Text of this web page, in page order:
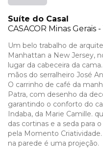
Suíte do Casal
CASACOR Minas Gerais -
Um belo trabalho de
Manhattan a New Jersey,
lugar da cabeceira da
mãos do serralheiro José
O carrinho de café da
Patra, com desenho da
garantindo o conforto do
Indaba, da Marie Camille.
das cortinas e a seda para
pela Momento
na parede é uma projeção.